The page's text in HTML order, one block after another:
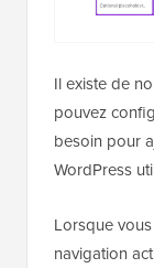
Il existe de
pouvez
besoin pour
WordPress
Lorsque
navigation